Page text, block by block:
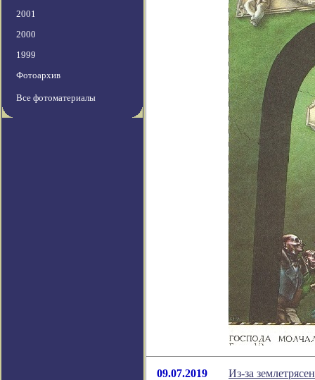
2001
2000
1999
Фотоархив
Все фотоматериалы
09.07.2019 Из-за